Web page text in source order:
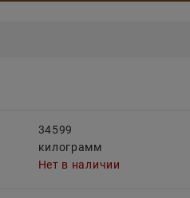
34599
килограмм
Нет в наличии